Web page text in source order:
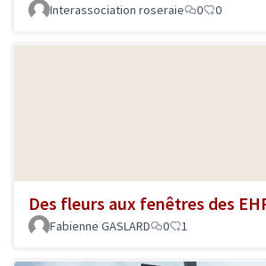
Interassociation roseraie 0 0
Des fleurs aux fenêtres des
Fabienne GASLARD
0 1